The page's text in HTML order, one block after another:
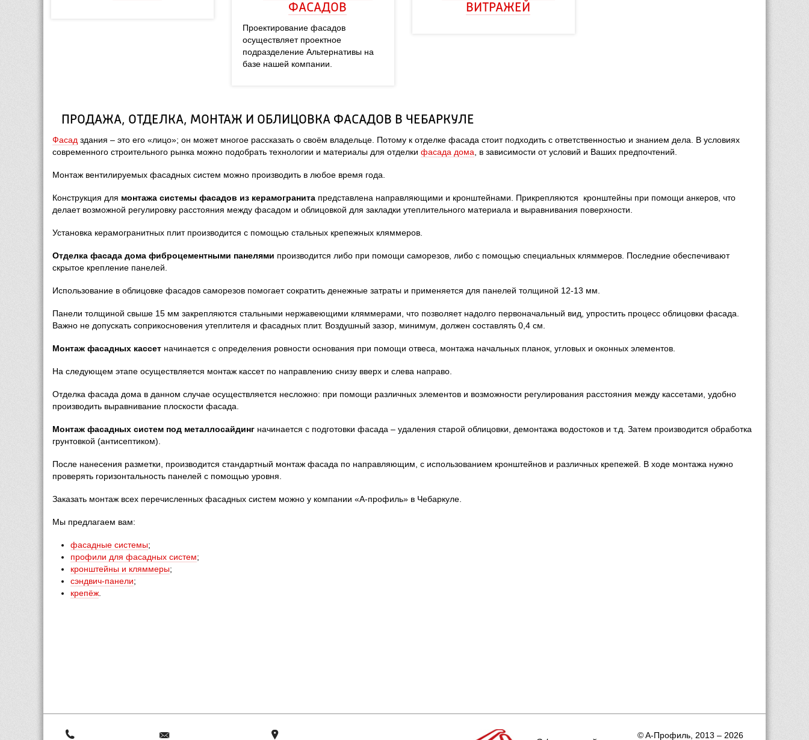
ФАСАДОВ
Проектирование фасадов
осуществляет проектное
подразделение Альтернативы на
базе нашей компании.
ВИТРАЖЕЙ
ПРОДАЖА, ОТДЕЛКА, МОНТАЖ И ОБЛИЦОВКА ФАСАДОВ В ЧЕБАРКУЛЕ
Фасад здания – это его «лицо»; он может многое рассказать о своём владельце. Потому к отделке фасада стоит подходить с ответственностью и знанием дела. В условиях
современного строительного рынка можно подобрать технологии и материалы для отделки фасада дома , в зависимости от условий и Ваших предпочтений.
Монтаж вентилируемых фасадных систем можно производить в любое время года.
Конструкция для монтажа системы фасадов из керамогранита представлена направляющими и кронштейнами. Прикрепляются кронштейны при помощи анкеров, что
делает возможной регулировку расстояния между фасадом и облицовкой для закладки утеплительного материала и выравнивания поверхности.
Установка керамогранитных плит производится с помощью стальных крепежных кляммеров.
Отделка фасада дома фиброцементными панелями производится либо при помощи саморезов, либо с помощью специальных кляммеров. Последние обеспечивают
скрытое крепление панелей.
Использование в облицовке фасадов саморезов помогает сократить денежные затраты и применяется для панелей толщиной 12-13 мм.
Панели толщиной свыше 15 мм закрепляются стальными нержавеющими кляммерами, что позволяет надолго первоначальный вид, упростить процесс облицовки фасада.
Важно не допускать соприкосновения утеплителя и фасадных плит. Воздушный зазор, минимум, должен составлять 0,4 см.
Монтаж фасадных кассет начинается с определения ровности основания при помощи отвеса, монтажа начальных планок, угловых и оконных элементов.
На следующем этапе осуществляется монтаж кассет по направлению снизу вверх и слева направо.
Отделка фасада дома в данном случае осуществляется несложно: при помощи различных элементов и возможности регулирования расстояния между кассетами, удобно
производить выравнивание плоскости фасада.
Монтаж фасадных систем под металлосайдинг начинается с подготовки фасада – удаления старой облицовки, демонтажа водостоков и т.д. Затем производится обработка
грунтовкой (антисептиком).
После нанесения разметки, производится стандартный монтаж фасада по направляющим, с использованием кронштейнов и различных крепежей. В ходе монтажа нужно
проверять горизонтальность панелей с помощью уровня.
Заказать монтаж всех перечисленных фасадных систем можно у компании «А-профиль» в Чебаркуле.
Мы предлагаем вам:
фасадные системы;
профили для фасадных систем;
кронштейны и кляммеры;
сэндвич-панели;
крепёж
© A-Профиль, 2013 – 2026